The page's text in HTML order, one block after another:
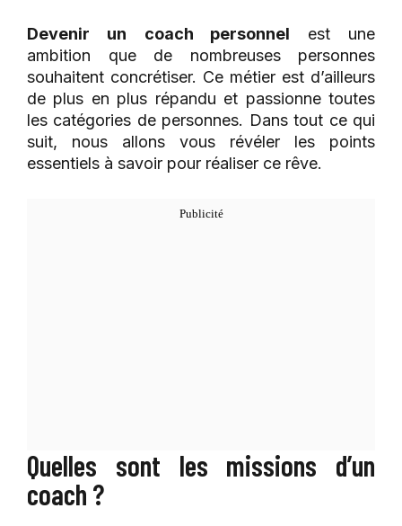
Devenir un coach personnel est une
ambition que de nombreuses personnes
souhaitent concrétiser. Ce métier est d’ailleurs
de plus en plus répandu et passionne toutes
les catégories de personnes. Dans tout ce qui
suit, nous allons vous révéler les points
essentiels à savoir pour réaliser ce rêve.
Quelles sont les missions d’un
coach ?